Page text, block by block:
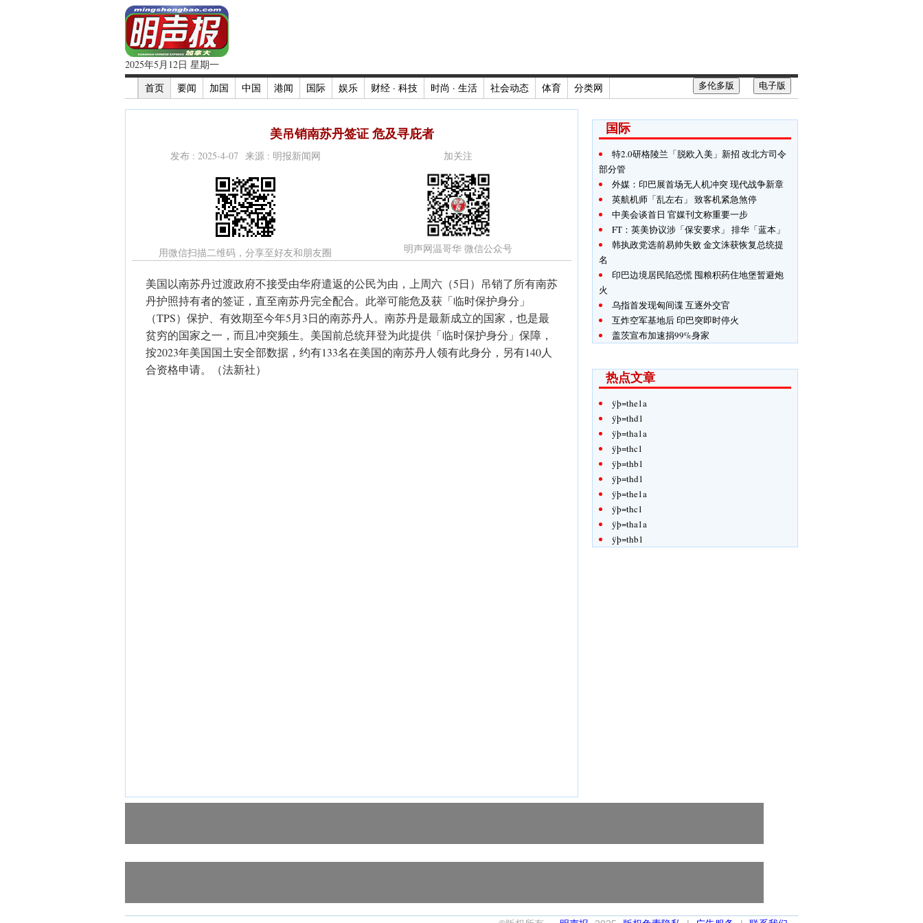
2025年5月12日 星期一
首页
要闻 加国 中国 港闻 国际 娱乐 财经 · 科技 时尚 · 生活 社会动态 体育 分类网 电子版
多伦多版
美吊销南苏丹签证 危及寻庇者
发布 : 2025-4-07 来源 : 明报新闻网
用微信扫描二维码，分享至好友和朋友圈
加关注
明声网温哥华 微信公众号
美国以南苏丹过渡政府不接受由华府遣返的公民为由，上周六（5日）吊销了所有南苏
丹护照持有者的签证，直至南苏丹完全配合。此举可能危及获「临时保护身分」
（TPS）保护、有效期至今年5月3日的南苏丹人。南苏丹是最新成立的国家，也是最
贫穷的国家之一，而且冲突频生。美国前总统拜登为此提供「临时保护身分」保障，
按2023年美国国土安全部数据，约有133名在美国的南苏丹人领有此身分，另有140人
合资格申请。（法新社）
国际
特2.0研格陵兰「脱欧入美」新招 改北方司令
部分管
外媒：印巴展首场无人机冲突 现代战争新章
英航机师「乱左右」 致客机紧急煞停
中美会谈首日 官媒刊文称重要一步
FT：英美协议涉「保安要求」 排华「蓝本」
韩执政党选前易帅失败 金文洙获恢复总统提
名
印巴边境居民陷恐慌 囤粮积药住地堡暂避炮
火
乌指首发现匈间谍 互逐外交官
互炸空军基地后 印巴突即时停火
盖茨宣布加速捐99%身家
热点文章
ÿþ=the1a
ÿþ=thd1
ÿþ=tha1a
ÿþ=thc1
ÿþ=thb1
ÿþ=thd1
ÿþ=the1a
ÿþ=thc1
ÿþ=tha1a
ÿþ=thb1